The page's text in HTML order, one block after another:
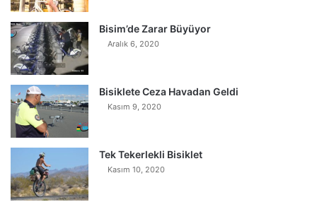
Bisim’de Zarar Büyüyor
Aralık 6, 2020
Bisiklete Ceza Havadan Geldi
Kasım 9, 2020
Tek Tekerlekli Bisiklet
Kasım 10, 2020